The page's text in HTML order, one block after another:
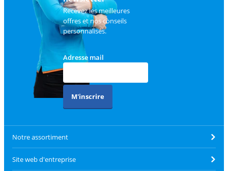
Recevez les meilleures
offres et nos conseils
personnalisés.
Adresse mail
M'inscrire
Notre assortiment
Site web d'entreprise